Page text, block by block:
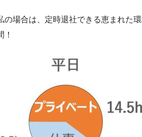
の場合は、定時退社できる恵まれた
！